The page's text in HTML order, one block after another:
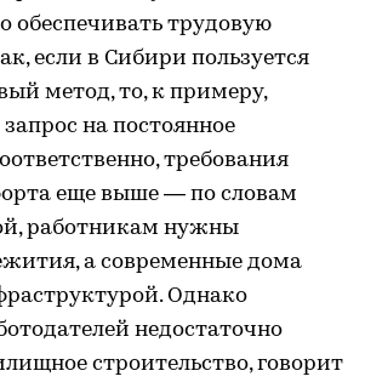
обеспечивать трудовую
если в Сибири пользуется
метод, то, к примеру,
на постоянное
требования
еще выше — по словам
работникам нужны
а современные дома
Однако
недостаточно
строительство, говорит